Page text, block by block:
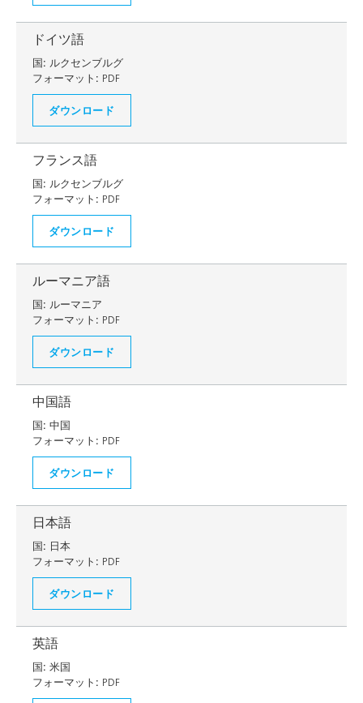
ドイツ語
国: ルクセンブルグ
フォーマット: PDF
ダウンロード
フランス語
国: ルクセンブルグ
フォーマット: PDF
ダウンロード
ルーマニア語
国: ルーマニア
フォーマット: PDF
ダウンロード
中国語
国: 中国
フォーマット: PDF
ダウンロード
日本語
国: 日本
フォーマット: PDF
ダウンロード
英語
国: 米国
フォーマット: PDF